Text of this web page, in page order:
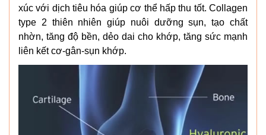
xúc với dịch tiêu hóa giúp cơ thể hấp thu tốt. Collagen
type 2 thiên nhiên giúp nuôi dưỡng sụn, tạo chất
nhờn, tăng độ bền, dẻo dai cho khớp, tăng sức mạnh
liên kết cơ-gân-sụn khớp.